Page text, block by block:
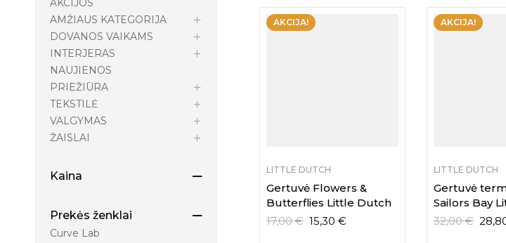
AKCIJOS
AMŽIAUS KATEGORIJA
DOVANOS VAIKAMS
INTERJERAS
NAUJIENOS
PRIEŽIŪRA
TEKSTILĖ
VALGYMAS
ŽAISLAI
Kaina
Prekės ženklai
Curve Lab
AKCIJA!
LITTLE DUTCH
Gertuvė Flowers &
Butterflies Little Dutch
17,00€ 15,30 €
AKCIJA!
LITTLE DUTCH
Gertuvė
Sailors Bay
32,00€